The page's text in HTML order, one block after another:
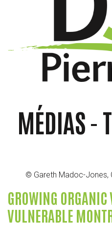
MÉDIAS -
© Gareth Madoc-Jones,
GROWING ORGANIC
VULNERABLE